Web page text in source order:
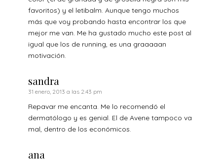
favoritos) y el letibalm. Aunque tengo muchos
más que voy probando hasta encontrar los que
mejor me van. Me ha gustado mucho este post al
igual que los de running, es una graaaaan
motivación.
sandra
31 enero, 2013 a las 2:43 pm
Repavar me encanta. Me lo recomendó el
dermatólogo y es genial. El de Avene tampoco va
mal, dentro de los económicos.
ana